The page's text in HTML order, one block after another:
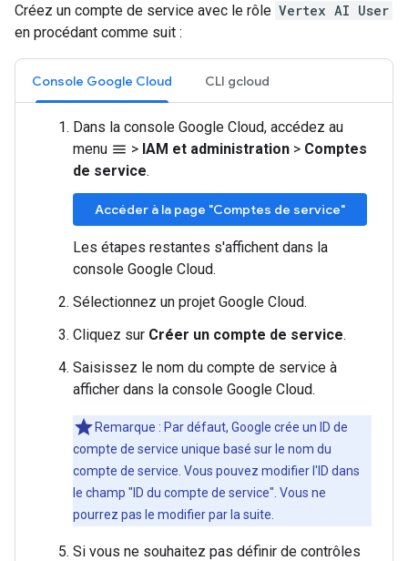
Créez un compte de service avec le rôle Vertex AI User
en procédant comme suit :
Console Google Cloud CLI gcloud
Dans la console Google Cloud, accédez au
menu menu > IAM et administration > Comptes
de service.
Accéder à la page "Comptes de service"
Les étapes restantes s'affichent dans la
console Google Cloud.
Sélectionnez un projet Google Cloud.
Cliquez sur Créer un compte de service.
Saisissez le nom du compte de service à
afficher dans la console Google Cloud.
Remarque : Par défaut, Google crée un ID de
compte de service unique basé sur le nom du
compte de service. Vous pouvez modifier l'ID dans
le champ "ID du compte de service". Vous ne
pourrez pas le modifier par la suite.
Si vous ne souhaitez pas définir de contrôles